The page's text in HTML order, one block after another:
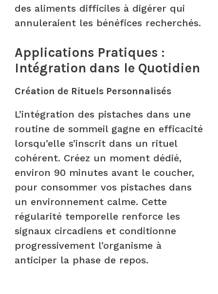
des aliments difficiles à digérer qui
annuleraient les bénéfices recherchés.
Applications Pratiques :
Intégration dans le Quotidien
Création de Rituels Personnalisés
L’intégration des pistaches dans une
routine de sommeil gagne en efficacité
lorsqu’elle s’inscrit dans un rituel
cohérent. Créez un moment dédié,
environ 90 minutes avant le coucher,
pour consommer vos pistaches dans
un environnement calme. Cette
régularité temporelle renforce les
signaux circadiens et conditionne
progressivement l’organisme à
anticiper la phase de repos.